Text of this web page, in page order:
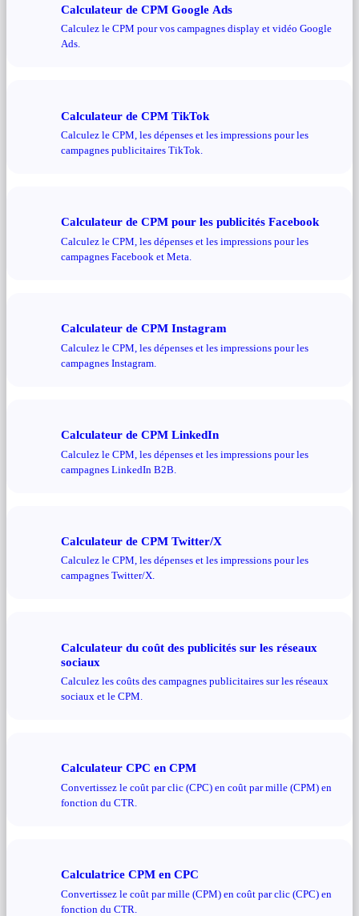
Calculateur de CPM Google Ads
Calculez le CPM pour vos campagnes display et vidéo Google
Ads.
Calculateur de CPM TikTok
Calculez le CPM, les dépenses et les impressions pour les
campagnes publicitaires TikTok.
Calculateur de CPM pour les publicités Facebook
Calculez le CPM, les dépenses et les impressions pour les
campagnes Facebook et Meta.
Calculateur de CPM Instagram
Calculez le CPM, les dépenses et les impressions pour les
campagnes Instagram.
Calculateur de CPM LinkedIn
Calculez le CPM, les dépenses et les impressions pour les
campagnes LinkedIn B2B.
Calculateur de CPM Twitter/X
Calculez le CPM, les dépenses et les impressions pour les
campagnes Twitter/X.
Calculateur du coût des publicités sur les réseaux
sociaux
Calculez les coûts des campagnes publicitaires sur les réseaux
sociaux et le CPM.
Calculateur CPC en CPM
Convertissez le coût par clic (CPC) en coût par mille (CPM) en
fonction du CTR.
Calculatrice CPM en CPC
Convertissez le coût par mille (CPM) en coût par clic (CPC) en
fonction du CTR.